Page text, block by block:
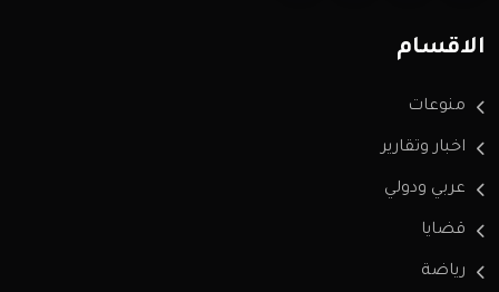
الاقسام
منوعات
اخبار وتقارير
عربي ودولي
قضايا
رياضة